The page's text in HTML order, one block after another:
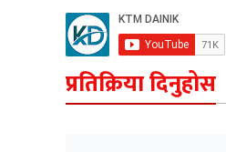
प्रतिक्रिया दिनुहोस